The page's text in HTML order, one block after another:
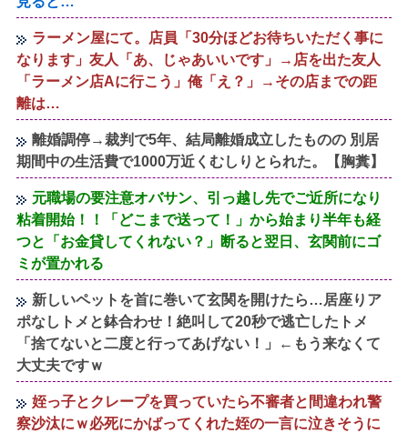
ラーメン屋にて。店員「30分ほどお待ちいただく事に
なります」友人「あ、じゃあいいです」→店を出た友人
「ラーメン店Aに行こう」俺「え？」→その店までの距
離は…
離婚調停→裁判で5年、結局離婚成立したものの 別居
期間中の生活費で1000万近くむしりとられた。【胸糞】
元職場の要注意オバサン、引っ越し先でご近所になり
粘着開始！！「どこまで送って！」から始まり半年も経
つと「お金貸してくれない？」断ると翌日、玄関前にゴ
ミが置かれる
新しいペットを首に巻いて玄関を開けたら…居座りア
ポなしトメと鉢合わせ！絶叫して20秒で逃亡したトメ
「捨てないと二度と行ってあげない！」←もう来なくて
大丈夫ですｗ
姪っ子とクレープを買っていたら不審者と間違われ警
察沙汰にｗ必死にかばってくれた姪の一言に泣きそうに